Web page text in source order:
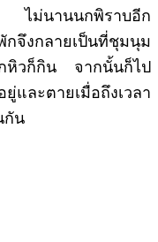
ไม่นานนกพิราบอีก
จึงกลายเป็นที่ชุมนุม
กหิวก็กิน จากนั้นก็ไป
และตายเมื่อถึงเวลา
กัน